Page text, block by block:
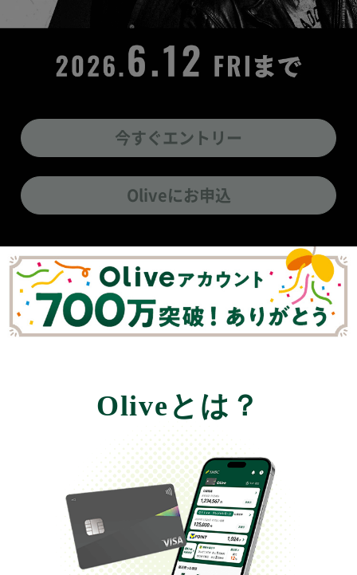
今すぐエントリー
Oliveにお申込
Oliveとは？